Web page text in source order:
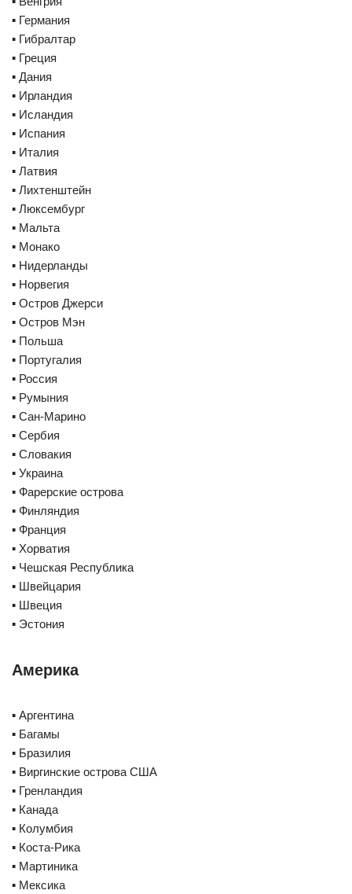
▪️ Германия
▪️ Гибралтар
▪️ Греция
▪️ Дания
▪️ Ирландия
▪️ Исландия
▪️ Испания
▪️ Италия
▪️ Латвия
▪️ Лихтенштейн
▪️ Люксембург
▪️ Мальта
▪️ Монако
▪️ Нидерланды
▪️ Норвегия
▪️ Остров Джерси
▪️ Остров Мэн
▪️ Польша
▪️ Португалия
▪️ Россия
▪️ Румыния
▪️ Сан-Марино
▪️ Сербия
▪️ Словакия
▪️ Украина
▪️ Фарерские острова
▪️ Финляндия
▪️ Франция
▪️ Хорватия
▪️ Чешская Республика
▪️ Швейцария
▪️ Швеция
▪️ Эстония
Америка
▪️ Аргентина
▪️ Багамы
▪️ Бразилия
▪️ Виргинские острова США
▪️ Гренландия
▪️ Канада
▪️ Колумбия
▪️ Коста-Рика
▪️ Мартиника
▪️ Мексика